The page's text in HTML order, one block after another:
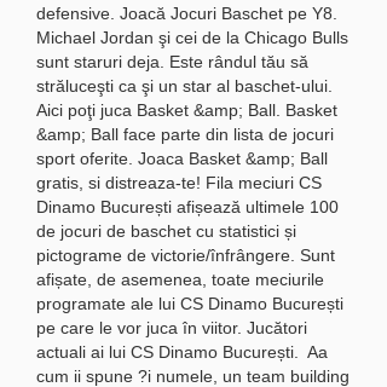
defensive. Joacă Jocuri Baschet pe Y8.
Michael Jordan şi cei de la Chicago Bulls
sunt staruri deja. Este rândul tău să
străluceşti ca şi un star al baschet-ului.
Aici poţi juca Basket &amp; Ball. Basket
&amp; Ball face parte din lista de jocuri
sport oferite. Joaca Basket &amp; Ball
gratis, si distreaza-te! Fila meciuri CS
Dinamo București afișează ultimele 100
de jocuri de baschet cu statistici și
pictograme de victorie/înfrângere. Sunt
afișate, de asemenea, toate meciurile
programate ale lui CS Dinamo București
pe care le vor juca în viitor. Jucători
actuali ai lui CS Dinamo București.  Aa
cum ii spune ?i numele, un team building